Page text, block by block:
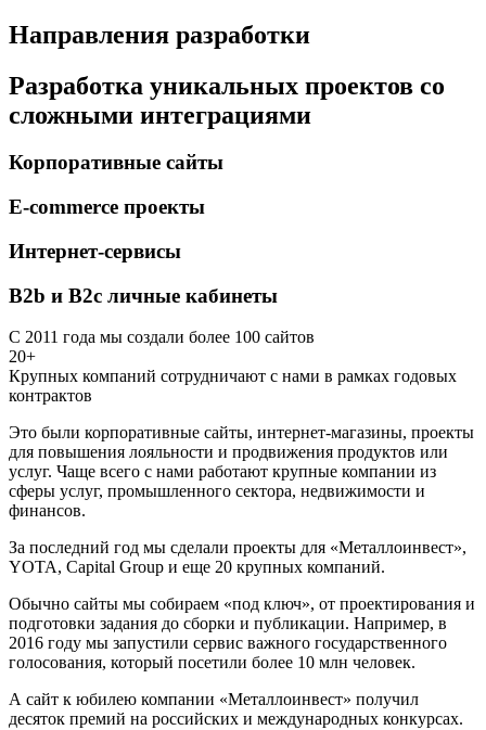
Направления разработки
Разработка уникальных проектов со
сложными интеграциями
Корпоративные сайты
E-commerce проекты
Интернет-сервисы
B2b и B2c личные кабинеты
С 2011 года мы создали более 100 сайтов
20+
Крупных компаний сотрудничают с нами в рамках годовых
контрактов
Это были корпоративные сайты, интернет-магазины, проекты
для повышения лояльности и продвижения продуктов или
услуг. Чаще всего с нами работают крупные компании из
сферы услуг, промышленного сектора, недвижимости и
финансов.
За последний год мы сделали проекты для «Металлоинвест»,
YOTA, Capital Group и еще 20 крупных компаний.
Обычно сайты мы собираем «под ключ», от проектирования и
подготовки задания до сборки и публикации. Например, в
2016 году мы запустили сервис важного государственного
голосования, который посетили более 10 млн человек.
А сайт к юбилею компании «Металлоинвест» получил
десяток премий на российских и международных конкурсах.